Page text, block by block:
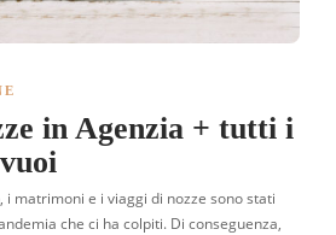
in Agenzia + tutti i
i matrimoni e i viaggi di nozze sono stati
che ci ha colpiti. Di conseguenza,